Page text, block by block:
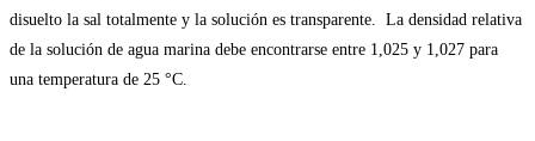
disuelto la sal totalmente y la solución es transparente. La densidad relativa
de la solución de agua marina debe encontrarse entre 1,025 y 1,027 para
una temperatura de 25 °C.